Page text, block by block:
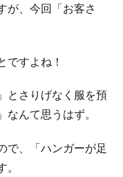
が、今回「お客さ
ですよね！
とさりげなく服を預
んて思うはず。
で、「ハンガーが足